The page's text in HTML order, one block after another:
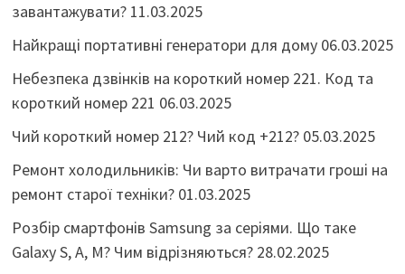
завантажувати? 11.03.2025
Найкращі портативні генератори для дому 06.03.2025
Небезпека дзвінків на короткий номер 221. Код та
короткий номер 221 06.03.2025
Чий короткий номер 212? Чий код +212? 05.03.2025
Ремонт холодильників: Чи варто витрачати гроші на
ремонт старої техніки? 01.03.2025
Розбір смартфонів Samsung за серіями. Що таке
Galaxy S, A, M? Чим відрізняються? 28.02.2025